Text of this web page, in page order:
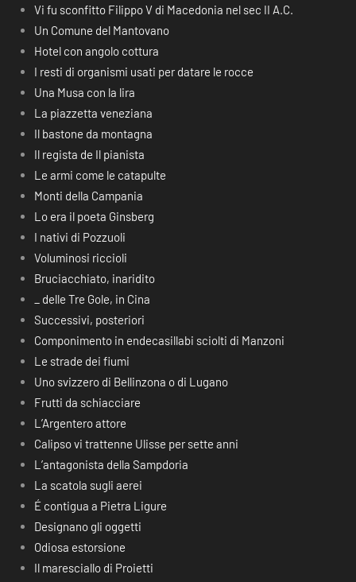
Vi fu sconfitto Filippo V di Macedonia nel sec II A.C.
Un Comune del Mantovano
Hotel con angolo cottura
I resti di organismi usati per datare le rocce
Una Musa con la lira
La piazzetta veneziana
Il bastone da montagna
Il regista de Il pianista
Le armi come le catapulte
Monti della Campania
Lo era il poeta Ginsberg
I nativi di Pozzuoli
Voluminosi riccioli
Bruciacchiato, inaridito
_ delle Tre Gole, in Cina
Successivi, posteriori
Componimento in endecasillabi sciolti di Manzoni
Le strade dei fiumi
Uno svizzero di Bellinzona o di Lugano
Frutti da schiacciare
L’Argentero attore
Calipso vi trattenne Ulisse per sette anni
L’antagonista della Sampdoria
La scatola sugli aerei
É contigua a Pietra Ligure
Designano gli oggetti
Odiosa estorsione
Il maresciallo di Proietti